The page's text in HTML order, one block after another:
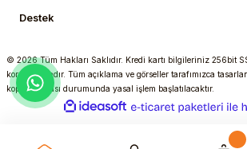
Destek
© 2026 Tüm Hakları Saklıdır. Kredi kartı bilgileriniz 256bit
korunmaktadır. Tüm açıklama ve görseller tarafımızca
kopyalanması durumunda yasal işlem başlatılacaktır.
ideasoft
e-